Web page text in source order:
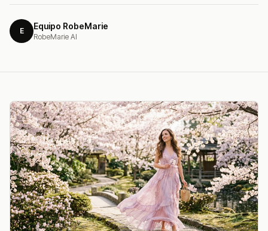
E Equipo RobeMarie
RobeMarie AI